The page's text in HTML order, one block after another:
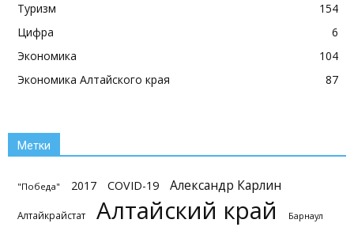
Туризм
154
Цифра
6
Экономика
104
Экономика Алтайского края
87
Метки
"Победа" 2017 COVID-19 Александр Карлин
Алтайкрайстат Алтайский край Барнаул